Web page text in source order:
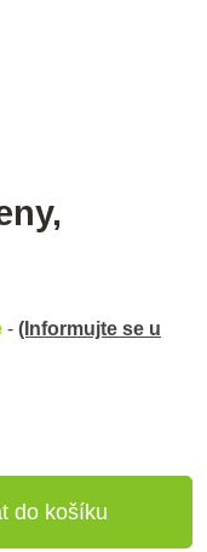
- (Informujte se u
do košíku